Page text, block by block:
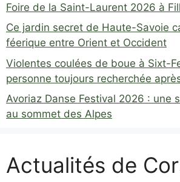
Foire de la Saint-Laurent 2026 à
Ce jardin secret de Haute-Savoie
féerique entre Orient et Occident
Violentes coulées de boue à Sixt-
personne toujours recherchée
Avoriaz Danse Festival 2026 : une
au sommet des Alpes
Actualités de